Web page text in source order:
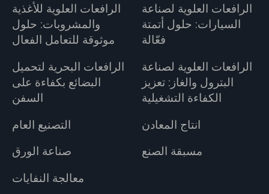
الرافعات العلوية للأغذية
والمشروبات: حلول
موثوقة للتعامل الفعال
الرافعات العلوية لصناعة
السيارات: حلول أتمتة
فعّالة
الرافعات البحرية لتحميل
البضائع بكفاءة على
السفن
الرافعات العلوية لصناعة
البترول والغاز: تعزيز
الكفاءة التشغيلية
التصنيع العام
انتاج المعادن
صناعة الورق
مسبقة الصنع
معالجة النفايات